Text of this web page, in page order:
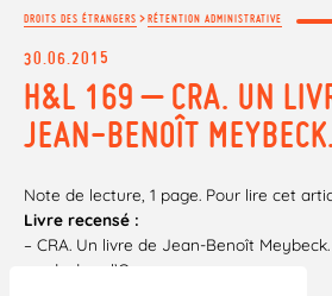
DROITS DES ÉTRANGERS >RÉTENTION ADMINISTRATIVE
30.06.2015
H&L 169 – CRA. UN
JEAN-BENOÎT MEYBECK.
Note de lecture, 1 page. Pour lire cet
Livre recensé :
– CRA. Un livre de Jean-Benoît
ronds dans l’O ».